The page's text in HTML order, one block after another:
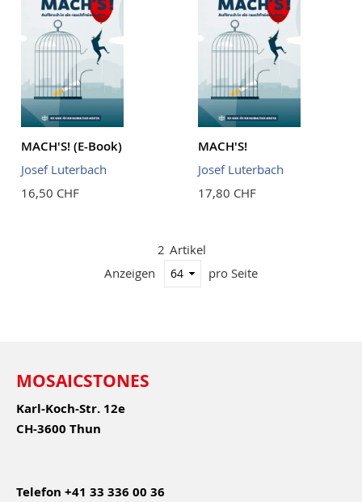
MACH'S! (E-Book)
Josef Luterbach
16,50 CHF
MACH'S!
Josef Luterbach
17,80 CHF
2 Artikel
Anzeigen
pro Seite
MOSAICSTONES
Karl-Koch-Str. 12e
CH-3600 Thun
Telefon +41 33 336 00 36